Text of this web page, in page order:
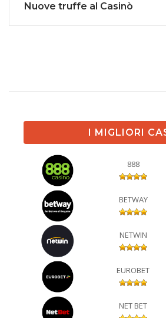
Nuove truffe al Casinò
I MIGLIORI
888
BETWAY
NETWIN
EUROBET
NET BET